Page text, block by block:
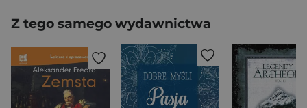
Z tego samego wydawnictwa